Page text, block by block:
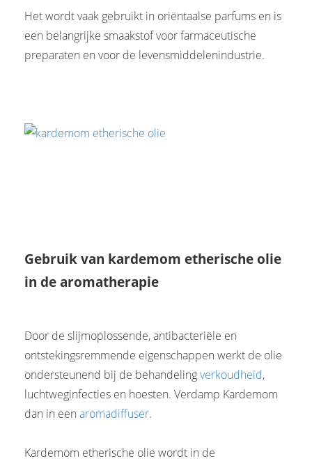
Het wordt vaak gebruikt in oriëntaalse parfums en is
een belangrijke smaakstof voor farmaceutische
preparaten en voor de levensmiddelenindustrie.
Gebruik van kardemom etherische olie
in de aromatherapie
Door de slijmoplossende, antibacteriële en
ontstekingsremmende eigenschappen werkt de olie
ondersteunend bij de behandelingverkoudheid,
luchtweginfecties en hoesten. Verdamp Kardemom
dan in een aromadiffuser.
Kardemom etherische olie wordt in de